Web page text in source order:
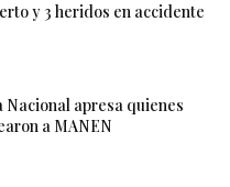
y 3 heridos en accidente
Nacional apresa quienes
a MANEN